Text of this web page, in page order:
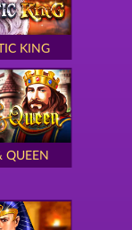
KING
QUEEN